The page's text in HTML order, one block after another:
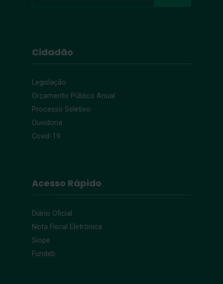
Cidadão
Legislação
Orçamento Público Anual
Processo Seletivo
Ouvidoria
Covid-19
Acesso Rápido
Diário Oficial
Nota Fiscal Eletrônica
Siope
Fundeb